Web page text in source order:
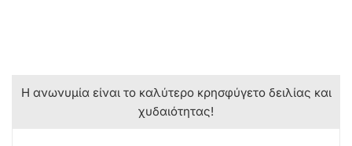
Η ανωνυμία είναι το καλύτερο κρησφύγετο δειλίας και
χυδαιότητας!